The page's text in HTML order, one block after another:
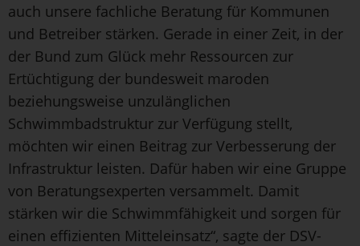
auch unsere fachliche Beratung für Kommunen
und Betreiber stärken. Gerade in einer Zeit, in der
der Bund zum Glück mehr Ressourcen zur
Ertüchtigung der bundesweit maroden
beziehungsweise unzulänglichen
Schwimmbadstruktur zur Verfügung stellt,
möchten wir einen Beitrag zur Verbesserung der
Infrastruktur leisten. Dafür haben wir eine Gruppe
von Beratungsexperten versammelt. Damit
stärken wir die Schwimmfähigkeit und sorgen für
einen effizienten Mitteleinsatz“, sagte der DSV-